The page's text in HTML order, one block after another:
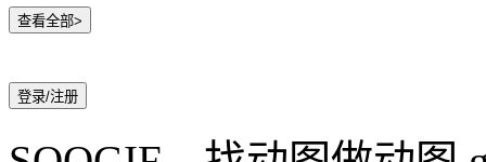
查看全部>
登录/注册